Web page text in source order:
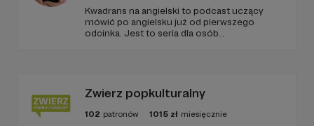
Kwadrans na angielski to podcast uczący
mówić po angielsku już od pierwszego
odcinka. Jest to seria dla osób
nowego odcinka co czwartek.
Zwierz popkulturalny
102 patronów 1015 zł miesięcznie